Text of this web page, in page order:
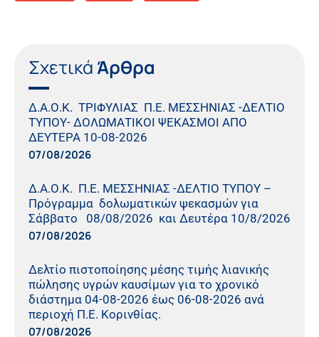
Σχετικά Άρθρα
Δ.Α.Ο.Κ. ΤΡΙΦΥΛΙΑΣ Π.Ε. ΜΕΣΣΗΝΙΑΣ -ΔΕΛΤΙΟ
ΤΥΠΟΥ- ΔΟΛΩΜΑΤΙΚΟΙ ΨΕΚΑΣΜΟΙ ΑΠΟ
ΔΕΥΤΕΡΑ 10-08-2026
07/08/2026
Δ.Α.Ο.Κ. Π.Ε. ΜΕΣΣΗΝΙΑΣ -ΔΕΛΤΙΟ ΤΥΠΟΥ –
Πρόγραμμα δολωματικών ψεκασμών για
Σάββατο 08/08/2026 και Δευτέρα 10/8/2026
07/08/2026
Δελτίο πιστοποίησης μέσης τιμής λιανικής
πώλησης υγρών καυσίμων για το χρονικό
διάστημα 04-08-2026 έως 06-08-2026 ανά
περιοχή Π.Ε. Κορινθίας.
07/08/2026